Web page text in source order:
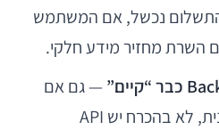
נכשל, אם המשתמש
השרת מחזיר מידע חלקי.
— גם אם
קיימת מערכת ארגונית, לא בהכרח יש API